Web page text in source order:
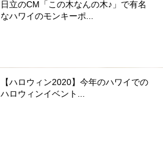
日立のCM「この木なんの木♪」で有名
なハワイのモンキーポ...
【ハロウィン2020】今年のハワイでの
ハロウィンイベント...